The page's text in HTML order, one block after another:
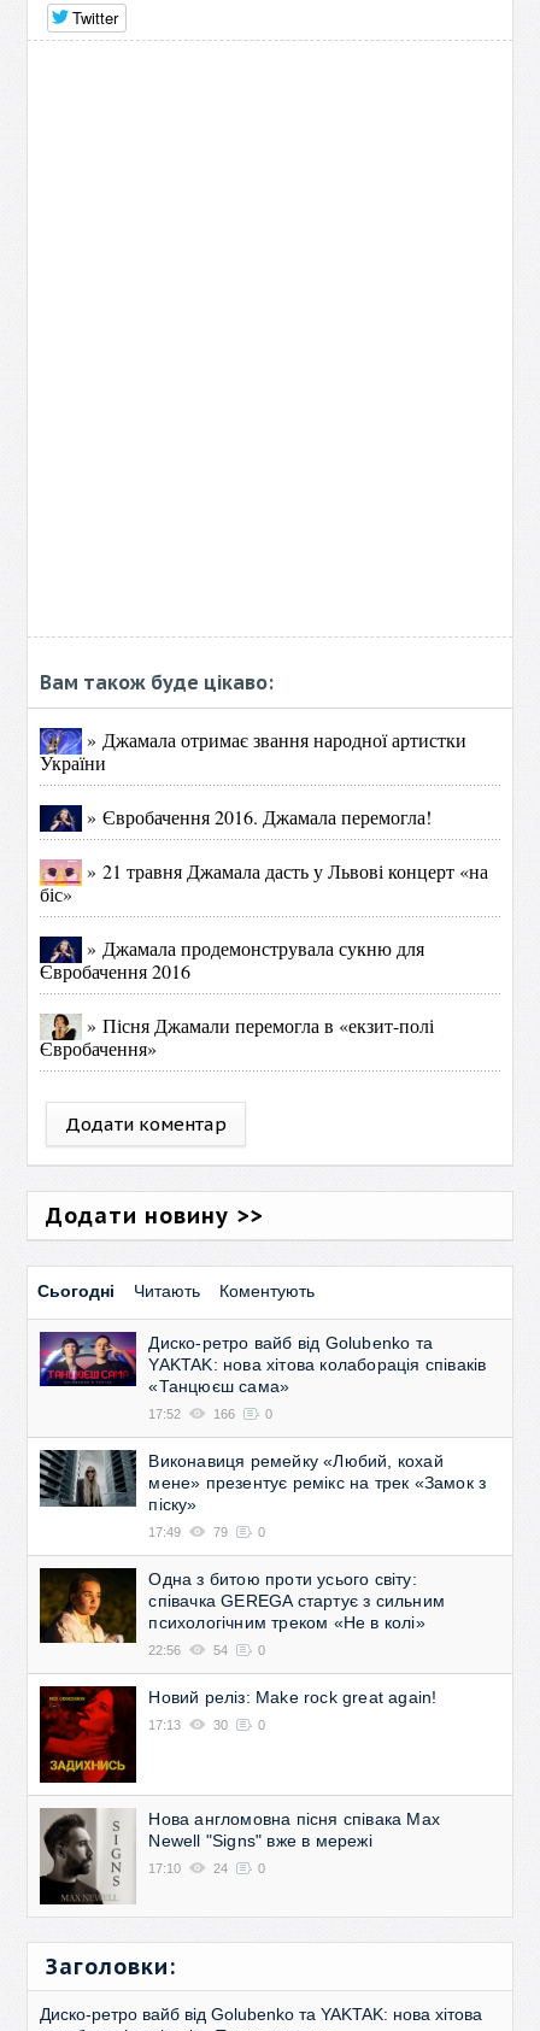
Twitter
Вам також буде цікаво:
» Джамала отримає звання народної артистки
України
» Євробачення 2016. Джамала перемогла!
» 21 травня Джамала дасть у Львові концерт «на
біс»
» Джамала продемонструвала сукню для
Євробачення 2016
» Пісня Джамали перемогла в «екзит-полі
Євробачення»
Додати коментар
Додати новину >>
Сьогодні Читають Коментують
Диско-ретро вайб від Golubenko та
YAKTAK: нова хітова колаборація співаків
«Танцюєш сама»
17:52 166 0
Виконавиця ремейку «Любий, кохай
мене» презентує ремікс на трек «Замок з
піску»
17:49 79 0
Одна з битою проти усього світу:
співачка GEREGA стартує з сильним
психологічним треком «Не в колі»
22:56 54 0
Новий реліз: Make rock great again!
17:13 30 0
Нова англомовна пісня співака Max
Newell "Signs" вже в мережі
17:10 24 0
Заголовки:
Диско-ретро вайб від Golubenko та YAKTAK: нова хітова